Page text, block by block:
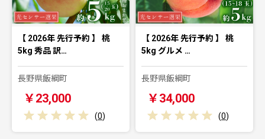
【 2026年 先行予約 】 桃
5kg 秀品 訳…
長野県飯綱町
￥23,000
(0)
【 2026年 先行予約 】 桃
5kg グルメ …
長野県飯綱町
￥34,000
(0)